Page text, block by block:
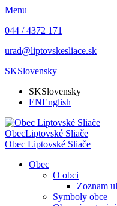
Menu
044 / 4372 171
urad@liptovskesliace.sk
SKSlovensky
SKSlovensky
ENEnglish
ObecLiptovské Sliače
Obec Liptovské Sliače
Obec
O obci
Zoznam
Symboly obce